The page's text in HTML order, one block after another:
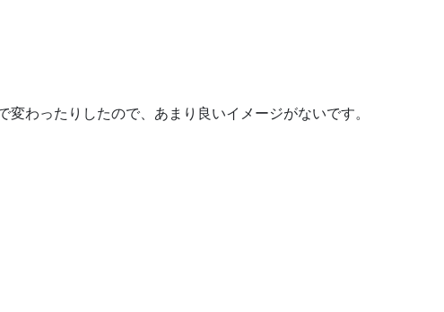
わったりしたので、あまり良いイメージがないです。